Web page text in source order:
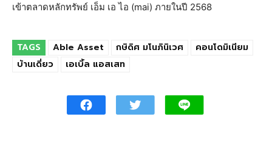
เข้าตลาดหลักทรัพย์ เอ็ม เอ ไอ (mai) ภายในปี 2568
TAGS Able Asset กษิดิศ มโนภินิเวศ
คอนโดมิเนียม
บ้านเดี่ยว
เอเบิ้ล แอสเสท